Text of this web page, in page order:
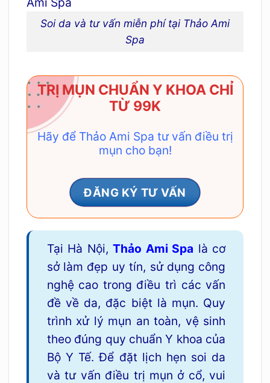
Soi da và tư vấn miễn phí tại Thảo Ami
Spa
TRỊ MỤN CHUẨN Y KHOA CHỈ
TỪ 99K
Hãy để Thảo Ami Spa tư vấn điều trị
mụn cho bạn!
ĐĂNG KÝ TƯ VẤN
Tại Hà Nội,Thảo Ami Spa là cơ
sở làm đẹp uy tín, sử dụng công
nghệ cao trong điều trì các vấn
đề về da, đặc biệt là mụn. Quy
trình xử lý mụn an toàn, vệ sinh
theo đúng quy chuẩn Y khoa của
Bộ Y Tế. Để đặt lịch hẹn soi da
và tư vấn điều trị mụn ở cổ, vui